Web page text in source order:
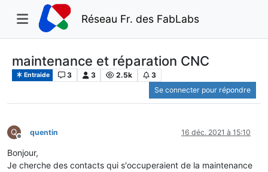
Réseau Fr. des FabLabs
maintenance et réparation CNC
Entraide 3 3 2.5k
3
Se connecter pour répondre
Q
Hors-ligne
quentin 16 déc. 2021 à 15:10
Bonjour,
Je cherche des contacts qui s'occuperaient de la maintenance